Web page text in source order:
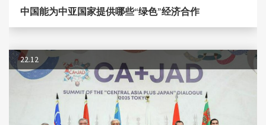
中国能为中亚国家提供哪些“绿色”经济合作
22.12